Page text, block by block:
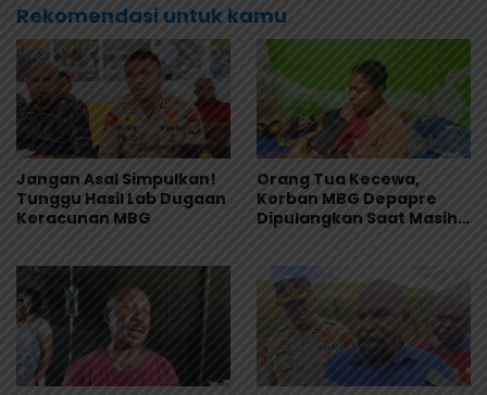
Rekomendasi untuk kamu
Jangan Asal Simpulkan!
Tunggu Hasil Lab Dugaan
Keracunan MBG
Orang Tua Kecewa,
Korban MBG Depapre
Dipulangkan Saat Masih